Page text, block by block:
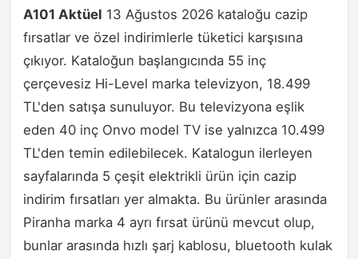
A101 Aktüel 13 Ağustos 2026 kataloğu cazip
fırsatlar ve özel indirimlerle tüketici karşısına
çıkıyor. Kataloğun başlangıcında 55 inç
çerçevesiz Hi-Level marka televizyon, 18.499
TL'den satışa sunuluyor. Bu televizyona eşlik
eden 40 inç Onvo model TV ise yalnızca 10.499
TL'den temin edilebilecek. Katalogun ilerleyen
sayfalarında 5 çeşit elektrikli ürün için cazip
indirim fırsatları yer almakta. Bu ürünler arasında
Piranha marka 4 ayrı fırsat ürünü mevcut olup,
bunlar arasında hızlı şarj kablosu, bluetooth kulak